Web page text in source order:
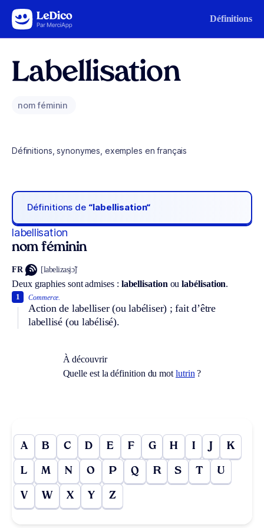
Aller au contenu Définitions
Labellisation
nom féminin
Définitions, synonymes, exemples en français
Définitions de “labellisation“
labellisation
nom féminin
FR [labelizasjɔ̃]
Deux graphies sont admises : labellisation oulabélisation.
Commerce.
Action de labelliser (ou labéliser) ; fait d’être
labellisé (ou labélisé).
1
À découvrir
Quelle est la définition du motlutrin ?
A B C D E F G H I J K
L M N O P Q R S T U
V W X Y Z